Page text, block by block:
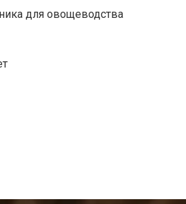
для овощеводства